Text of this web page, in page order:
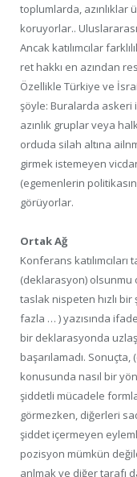
toplumlarda, azınlıklar
koruyorlar..
Ancak katılımcılar
ret hakkı en azından
Özellikle Türkiye ve
şöyle: Buralarda askeri
azınlık gruplar veya
orduda silah altına
girmek istemeyen
(egemenlerin
görüyorlar.
Ortak Ağ
Konferans
(deklarasyon) olsunmu
taslak nispeten hızlı bir
fazla … ) yazısında
bir deklarasyonda
başarılamadı.
konusunda nasıl bir
şiddetli mücadele
görmezken, diğerleri
şiddet içermeyen
pozisyon mümkün
anlmak ve diğer tarafı